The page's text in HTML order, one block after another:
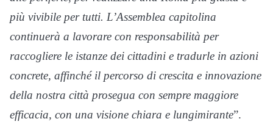
più vivibile per tutti. L’Assemblea capitolina
continuerà a lavorare con responsabilità per
raccogliere le istanze dei cittadini e tradurle in azioni
concrete, affinché il percorso di crescita e innovazione
della nostra città prosegua con sempre maggiore
efficacia, con una visione chiara e lungimirante”.